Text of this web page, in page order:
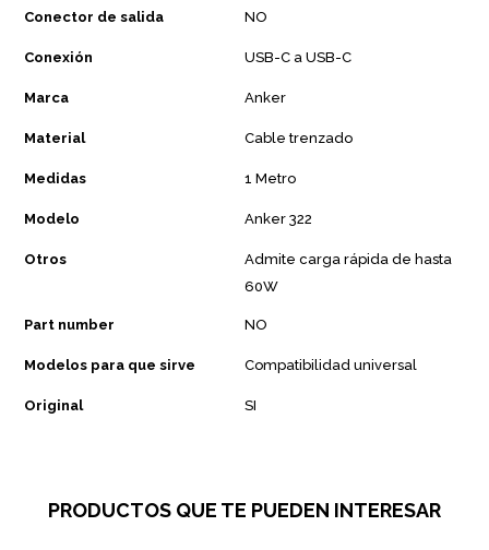
Conector de salida NO
Conexión USB-C a USB-C
Marca Anker
Material Cable trenzado
Medidas 1 Metro
Modelo Anker 322
Otros
Admite carga rápida de hasta
60W
Part number NO
Modelos para que sirve Compatibilidad universal
Original SI
PRODUCTOS QUE TE PUEDEN INTERESAR